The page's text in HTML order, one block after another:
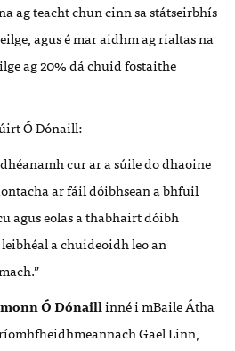
ag teacht chun cinn sa státseirbhís
agus é mar aidhm ag rialtas na
ag 20% dá chuid fostaithe
Ó Dónaill:
cur ar a súile do dhaoine
ar fáil dóibhsean a bhfuil
agus eolas a thabhairt dóibh
a chuideoidh leo an
Ó Dónaillinné i mBaile Átha
Gael Linn,